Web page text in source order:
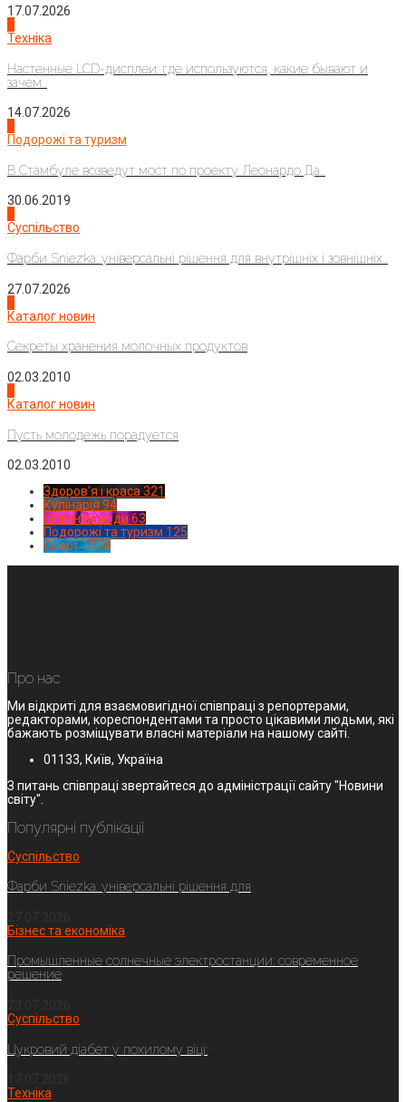
17.07.2026
Техніка
Настенные LCD-дисплеи: где используются, какие бывают и
зачем...
14.07.2026
Подорожі та туризм
В Стамбуле возведут мост по проекту Леонардо Да...
30.06.2019
Суспільство
Фарби Sniezka: універсальні рішення для внутрішніх і зовнішніх...
27.07.2026
Каталог новин
Секреты хранения молочных продуктов
02.03.2010
Каталог новин
Пусть молодежь порадуется
02.03.2010
Здоров'я і краса 321
Кулінарія 94
Новинки моди 63
Подорожі та туризм 125
Спорт1224
Про нас
Ми відкриті для взаємовигідної співпраці з репортерами,
редакторами, кореспондентами та просто цікавими людьми, які
бажають розміщувати власні матеріали на нашому сайті.
01133, Київ, Україна
З питань співпраці звертайтеся до адміністрації сайту "Новини
світу".
Популярні публікації
Суспільство
Фарби Sniezka: універсальні рішення для
Бізнес та економіка
Промышленные солнечные электростанции: современное
решение
Суспільство
Цукровий діабет у похилому віці:
Техніка